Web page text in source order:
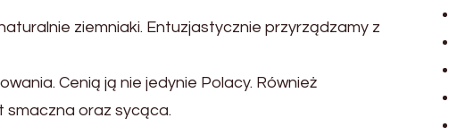
ziemniaki. Entuzjastycznie przyrządzamy z
Cenią ją nie jedynie Polacy. Również
smaczna oraz sycąca.